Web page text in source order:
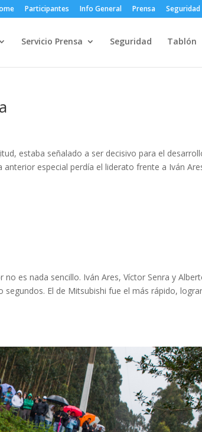
Participantes Info General Prensa Seguridad
Servicio Prensa Seguridad Tablón
estaba señalado a ser decisivo para el
anterior especial perdía el liderato frente a Iván
es nada sencillo. Iván Ares, Víctor Senra y
El de Mitsubishi fue el más rápido,